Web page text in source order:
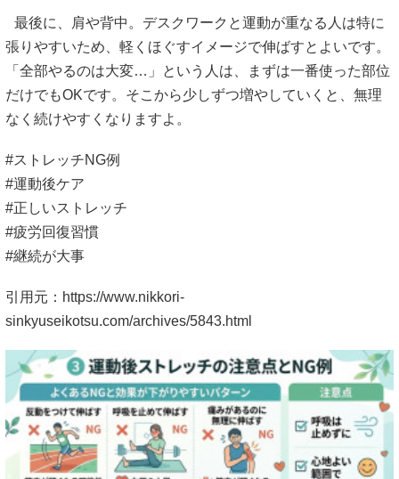
最後に、肩や背中。デスクワークと運動が重なる人は特に
張りやすいため、軽くほぐすイメージで伸ばすとよいです。
「全部やるのは大変…」という人は、まずは一番使った部位
だけでもOKです。そこから少しずつ増やしていくと、無理
なく続けやすくなりますよ。
#ストレッチNG例
#運動後ケア
#正しいストレッチ
#疲労回復習慣
#継続が大事
引用元：https://www.nikkori-
sinkyuseikotsu.com/archives/5843.html